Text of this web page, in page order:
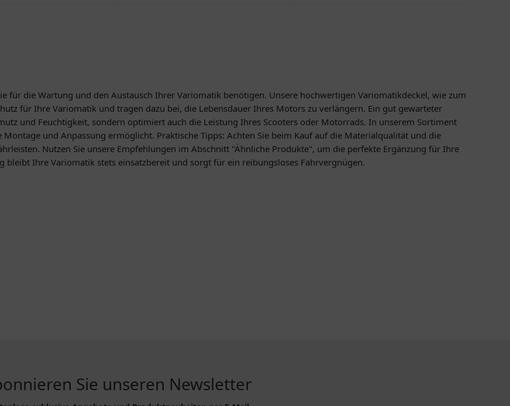
für die Wartung und den Austausch Ihrer Variomatik benötigen. Unsere hochwertigen Variomatikdeckel, wie zum
für Ihre Variomatik und tragen dazu bei, die Lebensdauer Ihres Motors zu verlängern. Ein gut gewarteter
und Feuchtigkeit, sondern optimiert auch die Leistung Ihres Scooters oder Motorrads. In unserem Sortiment
Montage und Anpassung ermöglicht. Praktische Tipps: Achten Sie beim Kauf auf die Materialqualität und die
Nutzen Sie unsere Empfehlungen im Abschnitt "Ähnliche Produkte", um die perfekte Ergänzung für Ihre
Ihre Variomatik stets einsatzbereit und sorgt für ein reibungsloses Fahrvergnügen.
Sie unseren Newsletter
INFORMATIONEN